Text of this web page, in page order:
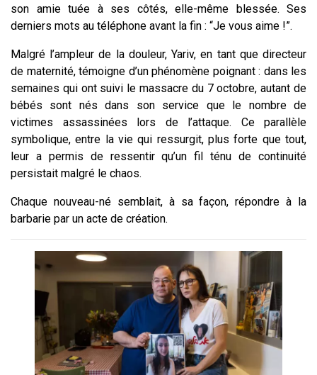
son amie tuée à ses côtés, elle-même blessée. Ses
derniers mots au téléphone avant la fin : “Je vous aime !”.
Malgré l’ampleur de la douleur, Yariv, en tant que directeur
de maternité, témoigne d’un phénomène poignant : dans les
semaines qui ont suivi le massacre du 7 octobre, autant de
bébés sont nés dans son service que le nombre de
victimes assassinées lors de l’attaque. Ce parallèle
symbolique, entre la vie qui ressurgit, plus forte que tout,
leur a permis de ressentir qu’un fil ténu de continuité
persistait malgré le chaos.
Chaque nouveau-né semblait, à sa façon, répondre à la
barbarie par un acte de création.